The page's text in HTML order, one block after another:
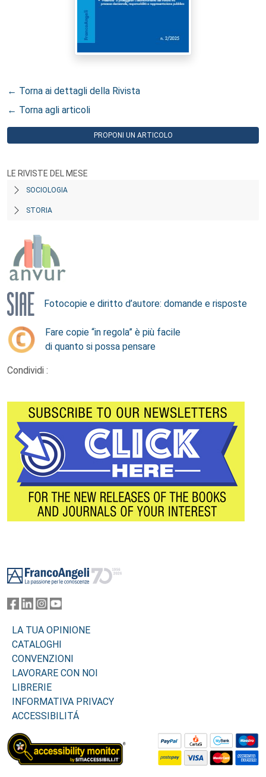
← Torna ai dettagli della Rivista
← Torna agli articoli
PROPONI UN ARTICOLO
LE RIVISTE DEL MESE
SOCIOLOGIA
STORIA
Fotocopie e diritto d’autore: domande e risposte
Fare copie “in regola” è più facile
di quanto si possa pensare
Condividi :
LA TUA OPINIONE
CATALOGHI
CONVENZIONI
LAVORARE CON NOI
LIBRERIE
INFORMATIVA PRIVACY
ACCESSIBILITÁ